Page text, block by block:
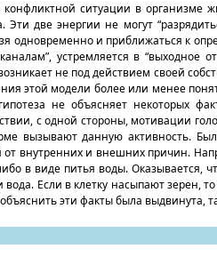
конфликтной ситуации в организме
Эти две энергии не могут
одновременно и приближаться к
устремляется в
не под действием своей
этой модели более или менее
не объясняет некоторых
с одной стороны, мотивации
вызывают данную активность.
внутренних и внешних причин.
в виде питья воды. Оказывается,
Если в клетку насыпают зерен,
эти факты была выдвинута,